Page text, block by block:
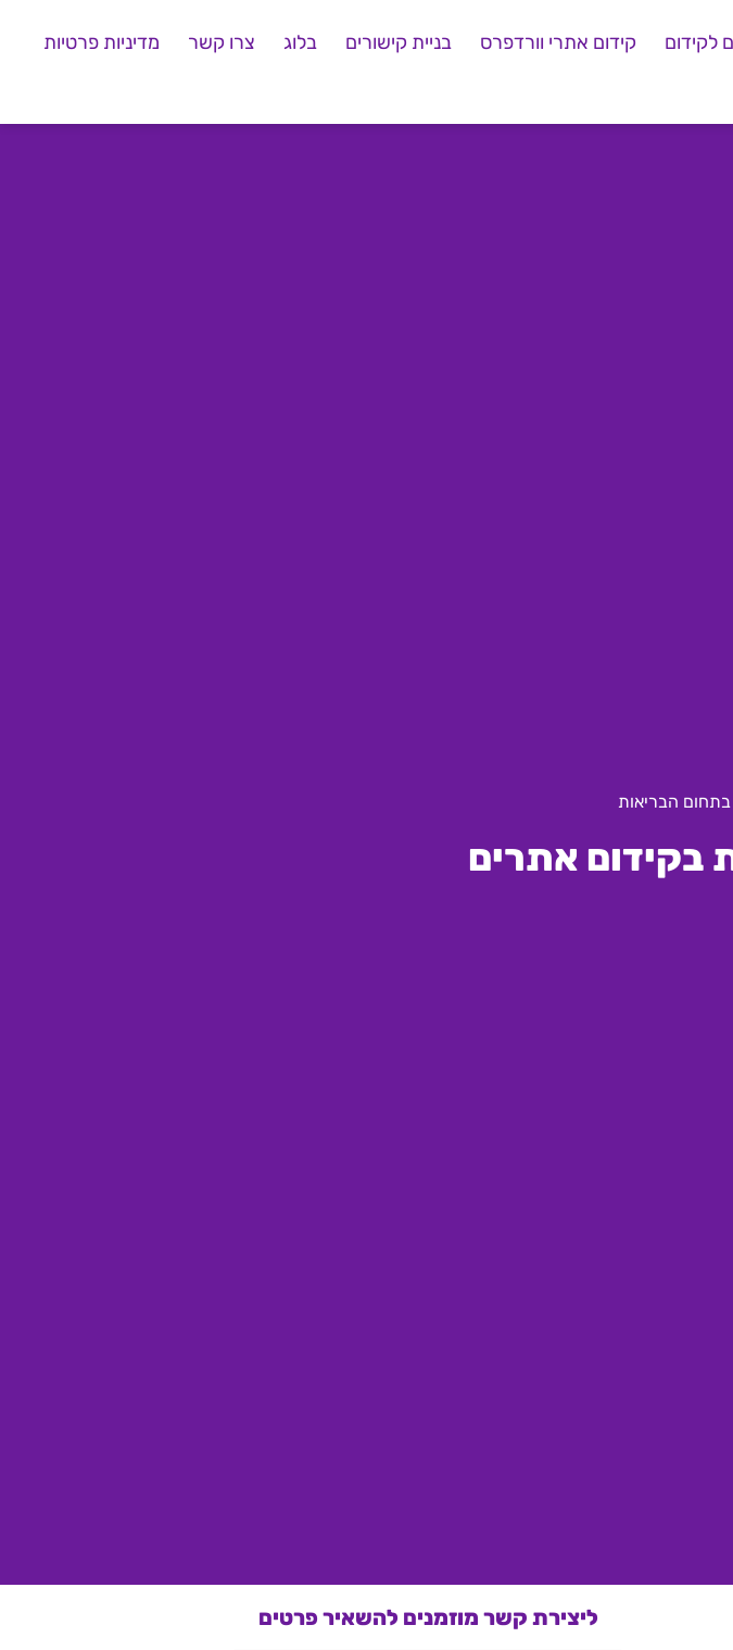
לקידום קידום אתרי וורדפרס בניית קישורים בלוג צרו קשר מדיניות פרטיות
הבריאות
בקידום אתרים
ליצירת קשר מוזמנים להשאיר פרטים